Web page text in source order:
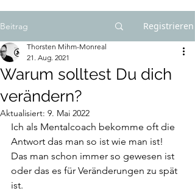
Beitrag Registrieren
Warum solltest Du dich
verändern?
Thorsten Mihm-Monreal
21. Aug. 2021
Aktualisiert: 9. Mai 2022
Ich als Mentalcoach bekomme oft die
Antwort das man so ist wie man ist!
Das man schon immer so gewesen ist
oder das es für Veränderungen zu spät
ist.